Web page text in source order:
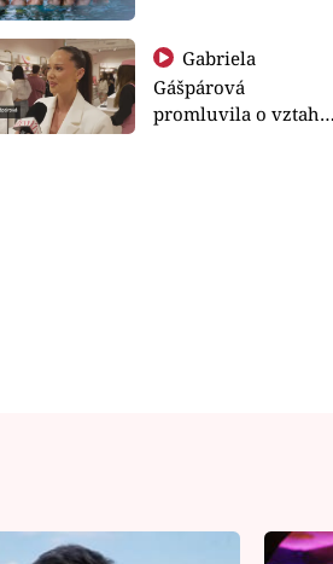
Gabriela
Gášpárová
promluvila o vztahu